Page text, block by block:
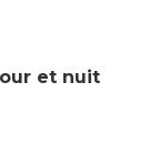
et nuit